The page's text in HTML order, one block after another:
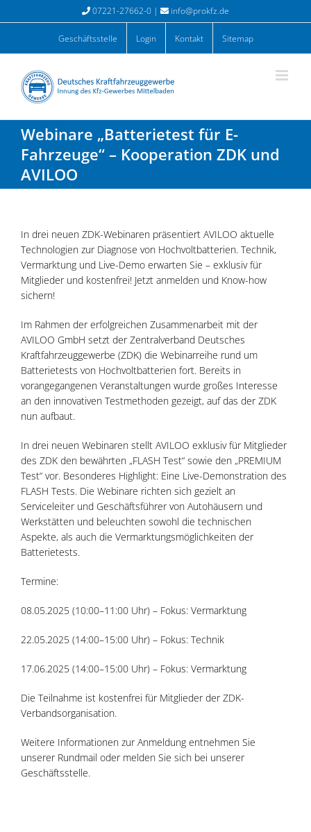
Inhalt
07221-27662-0 | info@prokfz.de
Geschäftsstelle Login Kontakt Sitemap
Webinare „Batterietest für E-
Fahrzeuge“ – Kooperation ZDK und
AVILOO
In drei neuen ZDK-Webinaren präsentiert AVILOO aktuelle
Technologien zur Diagnose von Hochvoltbatterien. Technik,
Vermarktung und Live-Demo erwarten Sie – exklusiv für
Mitglieder und kostenfrei! Jetzt anmelden und Know-how
sichern!
Im Rahmen der erfolgreichen Zusammenarbeit mit der
AVILOO GmbH setzt der Zentralverband Deutsches
Kraftfahrzeuggewerbe (ZDK) die Webinarreihe rund um
Batterietests von Hochvoltbatterien fort. Bereits in
vorangegangenen Veranstaltungen wurde großes Interesse
an den innovativen Testmethoden gezeigt, auf das der ZDK
nun aufbaut.
In drei neuen Webinaren stellt AVILOO exklusiv für Mitglieder
des ZDK den bewährten „FLASH Test“ sowie den „PREMIUM
Test“ vor. Besonderes Highlight: Eine Live-Demonstration des
FLASH Tests. Die Webinare richten sich gezielt an
Serviceleiter und Geschäftsführer von Autohäusern und
Werkstätten und beleuchten sowohl die technischen
Aspekte, als auch die Vermarktungsmöglichkeiten der
Batterietests.
Termine:
08.05.2025 (10:00–11:00 Uhr) – Fokus: Vermarktung
22.05.2025 (14:00–15:00 Uhr) – Fokus: Technik
17.06.2025 (14:00–15:00 Uhr) – Fokus: Vermarktung
Die Teilnahme ist kostenfrei für Mitglieder der ZDK-
Verbandsorganisation.
Weitere Informationen zur Anmeldung entnehmen Sie
unserer Rundmail oder melden Sie sich bei unserer
Geschäftsstelle.